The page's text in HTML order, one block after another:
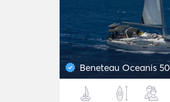
Beneteau Oceanis 50